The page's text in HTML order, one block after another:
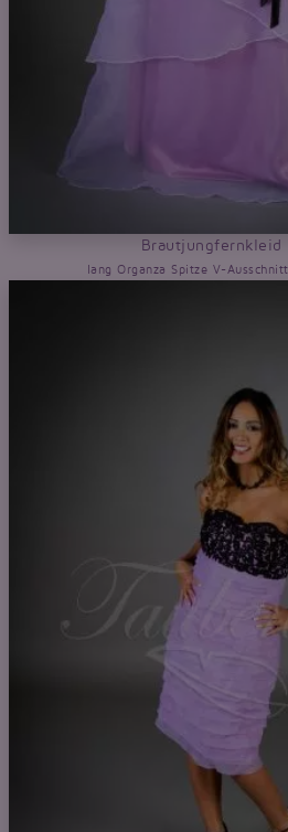
Brautjungfernkleid
lang Organza Spitze V-